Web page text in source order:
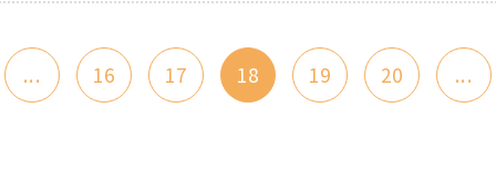
... 16 17 18 19 20 ...